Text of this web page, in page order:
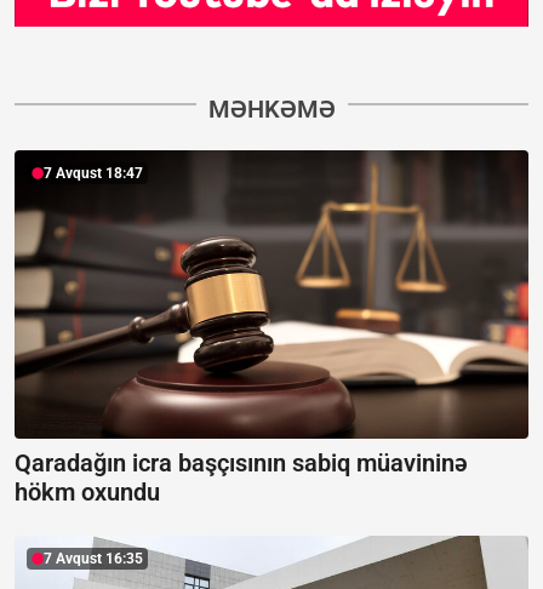
MƏHKƏMƏ
7 Avqust 18:47
Qaradağın icra başçısının sabiq müavininə
hökm oxundu
7 Avqust 16:35